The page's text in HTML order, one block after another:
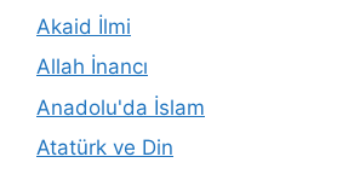
Akaid İlmi
Allah İnancı
Anadolu'da İslam
Atatürk ve Din